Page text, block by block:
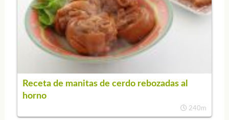
Receta de manitas de cerdo rebozadas al
horno
240m